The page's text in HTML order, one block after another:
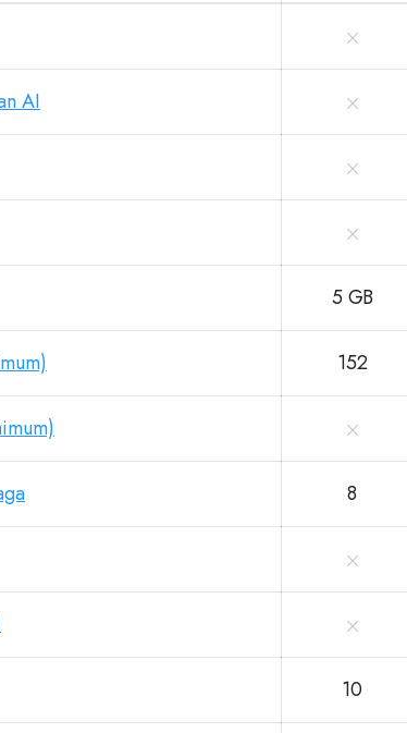
AI
5 GB
152
8
10